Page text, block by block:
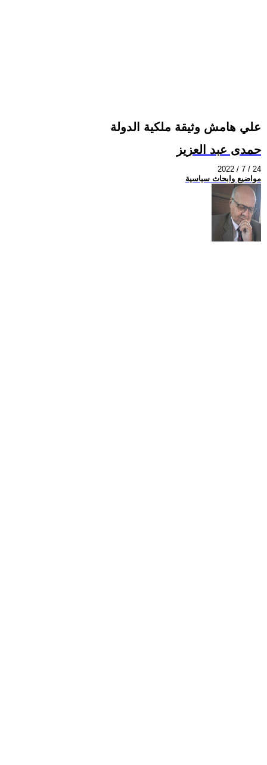
علي هامش وثيقة ملكية الدولة
حمدى عبد العزيز
2022 / 7 / 24
مواضيع وابحاث سياسية